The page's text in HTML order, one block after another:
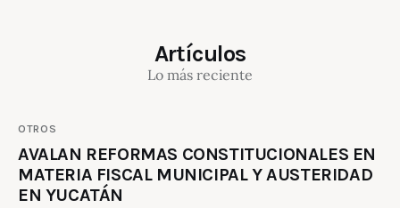
Artículos
Lo más reciente
OTROS
AVALAN REFORMAS CONSTITUCIONALES EN
MATERIA FISCAL MUNICIPAL Y AUSTERIDAD
EN YUCATÁN